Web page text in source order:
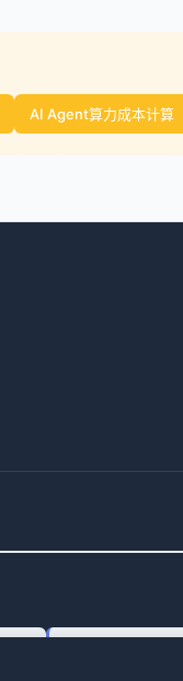
AI Agent算力成本计算